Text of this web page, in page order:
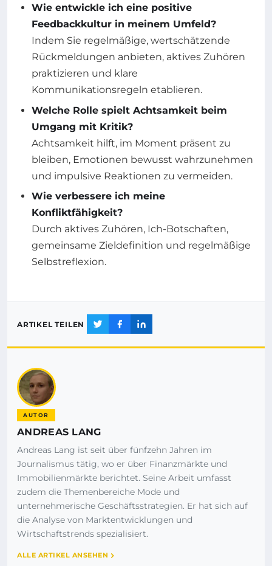
Wie entwickle ich eine positive
Feedbackkultur in meinem Umfeld?
Indem Sie regelmäßige, wertschätzende
Rückmeldungen anbieten, aktives Zuhören
praktizieren und klare
Kommunikationsregeln etablieren.
Welche Rolle spielt Achtsamkeit beim
Umgang mit Kritik?
Achtsamkeit hilft, im Moment präsent zu
bleiben, Emotionen bewusst wahrzunehmen
und impulsive Reaktionen zu vermeiden.
Wie verbessere ich meine
Konfliktfähigkeit?
Durch aktives Zuhören, Ich-Botschaften,
gemeinsame Zieldefinition und regelmäßige
Selbstreflexion.
ARTIKEL TEILEN
AUTOR
ANDREAS LANG
Andreas Lang ist seit über fünfzehn Jahren im
Journalismus tätig, wo er über Finanzmärkte und
Immobilienmärkte berichtet. Seine Arbeit umfasst
zudem die Themenbereiche Mode und
unternehmerische Geschäftsstrategien. Er hat sich auf
die Analyse von Marktentwicklungen und
Wirtschaftstrends spezialisiert.
ALLE ARTIKEL ANSEHEN